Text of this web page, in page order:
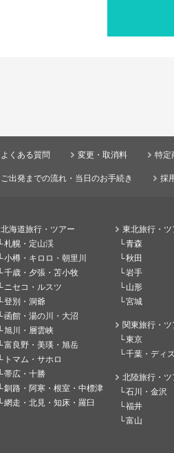
よくある質問 変更・取消料 特定
ご出発までの流れ・当日のお手続き 採
北海道旅行・ツアー
札幌・定山渓
小樽・キロロ・朝里川
千歳・夕張・苫小牧
ニセコ・ルスツ
登別・洞爺
函館・湯の川・大沼
旭川・層雲峡
富良野・美瑛・旭岳
トマム・サホロ
帯広・十勝
釧路・阿寒・根室・中標津
網走・北見・知床・羅臼
東北旅行・ツ
青森
秋田
岩手
山形
宮城
関東旅行・ツ
東京
千葉・ディ
北陸旅行・ツ
石川・金沢
福井
富山